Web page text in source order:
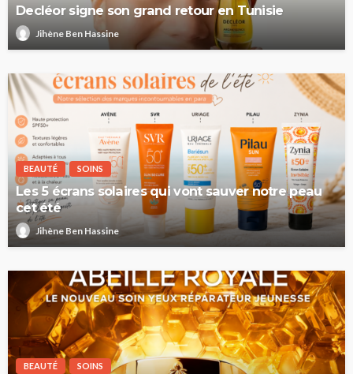
Decléor signe son grand retour en Tunisie
Jihène Ben Hassine
BEAUTÉ SOINS
Les 5 écrans solaires qui vont sauver notre peau
cet été
Jihène Ben Hassine
BEAUTÉ SOINS